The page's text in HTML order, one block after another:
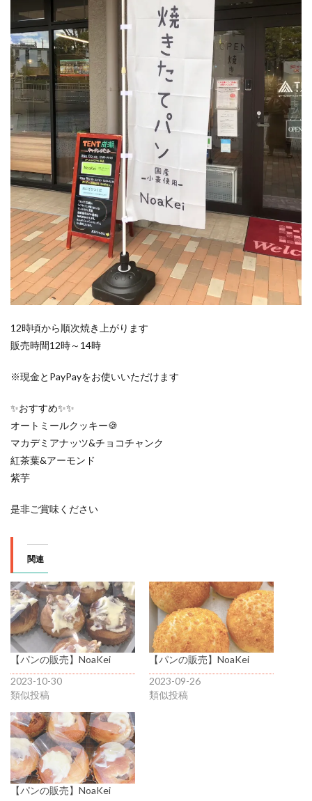
12時頃から順次焼き上がります
販売時間12時～14時
※現金とPayPayをお使いいただけます
✨おすすめ✨✨
オートミールクッキー🍪
マカデミアナッツ&チョコチャンク
紅茶葉&アーモンド
紫芋
是非ご賞味ください
関連
【パンの販売】NoaKei
2023-10-30
類似投稿
【パンの販売】NoaKei
2023-09-26
類似投稿
【パンの販売】NoaKei